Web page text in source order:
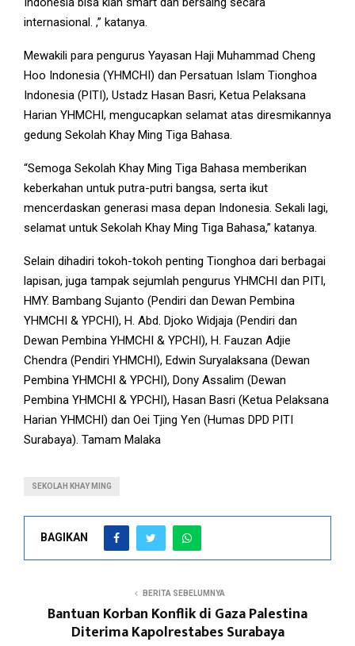
internasional. ,” katanya.
Mewakili para pengurus Yayasan Haji Muhammad Cheng
Hoo Indonesia (YHMCHI) dan Persatuan Islam Tionghoa
Indonesia (PITI), Ustadz Hasan Basri, Ketua Pelaksana
Harian YHMCHI, mengucapkan selamat atas diresmikannya
gedung Sekolah Khay Ming Tiga Bahasa.
“Semoga Sekolah Khay Ming Tiga Bahasa memberikan
keberkahan untuk putra-putri bangsa, serta ikut
mencerdaskan generasi masa depan Indonesia. Sekali lagi,
selamat untuk Sekolah Khay Ming Tiga Bahasa,” katanya.
Selain dihadiri tokoh-tokoh penting Tionghoa dari berbagai
lapisan, juga tampak sejumlah pengurus YHMCHI dan PITI,
HMY. Bambang Sujanto (Pendiri dan Dewan Pembina
YHMCHI & YPCHI), H. Abd. Djoko Widjaja (Pendiri dan
Dewan Pembina YHMCHI & YPCHI), H. Fauzan Adjie
Chendra (Pendiri YHMCHI), Edwin Suryalaksana (Dewan
Pembina YHMCHI & YPCHI), Dony Assalim (Dewan
Pembina YHMCHI & YPCHI), Hasan Basri (Ketua Pelaksana
Harian YHMCHI) dan Oei Tjing Yen (Humas DPD PITI
Surabaya). Tamam Malaka
SEKOLAH KHAY MING
BAGIKAN
BERITA SEBELUMNYA
Bantuan Korban Konflik di Gaza Palestina
Diterima Kapolrestabes Surabaya